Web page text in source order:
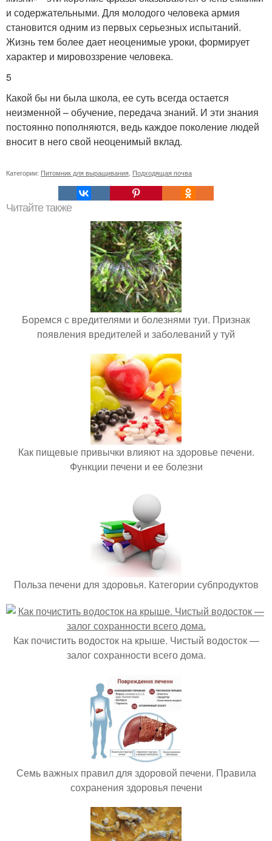
и содержательными. Для молодого человека армия
становится одним из первых серьезных испытаний.
Жизнь тем более дает неоценимые уроки, формирует
характер и мировоззрение человека.
5
Какой бы ни была школа, ее суть всегда остается
неизменной – обучение, передача знаний. И эти знания
постоянно пополняются, ведь каждое поколение людей
вносит в него свой неоценимый вклад.
Категории: Питомник для выращивания Подходящая почва
Читайте также
Боремся с вредителями и болезнями туи. Признак
появления вредителей и заболеваний у туй
Как пищевые привычки влияют на здоровье печени.
Функции печени и ее болезни
Польза печени для здоровья. Категории субпродуктов
Как почистить водосток на крыше. Чистый водосток —
залог сохранности всего дома.
Семь важных правил для здоровой печени. Правила
сохранения здоровья печени